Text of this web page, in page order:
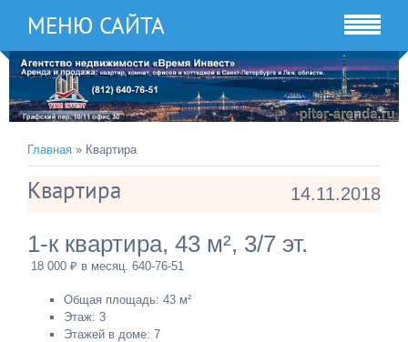
МЕНЮ САЙТА
Главная » Квартира
14.11.2018
Квартира
1-к квартира, 43 м², 3/7 эт.
18 000 ₽ в месяц. 640-76-51
Общая площадь: 43 м²
Этаж: 3
Этажей в доме: 7